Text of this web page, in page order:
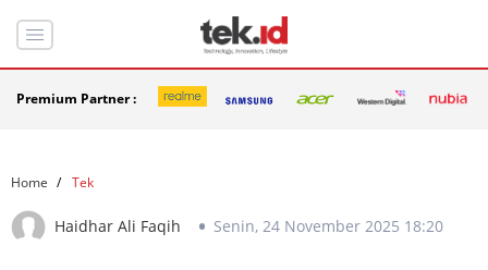
Premium Partner :
Home Tek
Haidhar Ali Faqih Senin, 24 November 2025 18:20